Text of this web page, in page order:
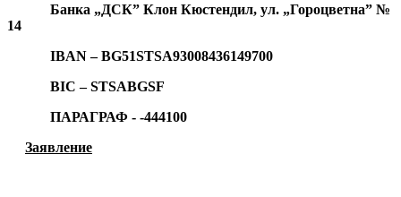
Банка „ДСК” Клон Кюстендил, ул. „Гороцветна” №
14
IBAN – BG51STSA93008436149700
BIC – STSABGSF
ПАРАГРАФ - -444100
Заявление